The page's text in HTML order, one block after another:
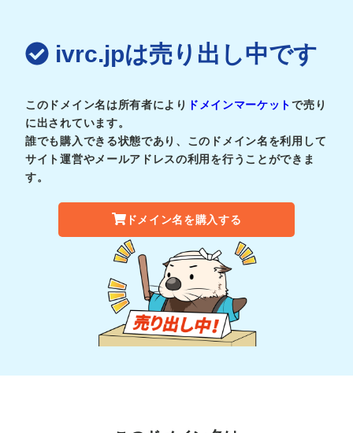
ivrc.jpは売り出し中です
このドメイン名は所有者により ドメインマーケットで売り
に出されています。
誰でも購入できる状態であり、このドメイン名を利用して
サイト運営やメールアドレスの利用を行うことができま
す。
ドメイン名を購入する